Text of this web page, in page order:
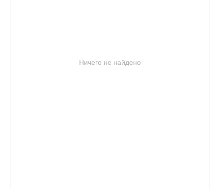
Ничего не найдено